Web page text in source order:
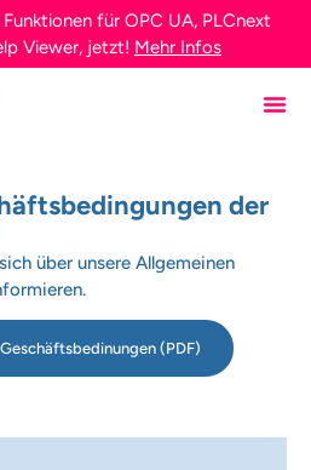
für OPC UA, PLCnext
Viewer, jetzt! Mehr Infos
der
über unsere Allgemeinen
(PDF)